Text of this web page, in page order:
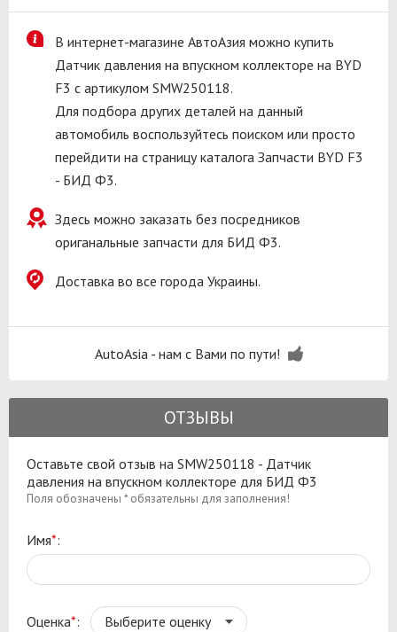
В интернет-магазине АвтоАзия можно купить
Датчик давления на впускном коллекторе на BYD
F3 с артикулом SMW250118.
Для подбора других деталей на данный
автомобиль воспользуйтесь поиском или просто
перейдити на страницу каталога Запчасти BYD F3
- БИД Ф3.
Здесь можно заказать без посредников
ориганальные запчасти для БИД Ф3.
Доставка во все города Украины.
AutoAsia - нам с Вами по пути!
ОТЗЫВЫ
Оставьте свой отзыв на SMW250118 - Датчик
давления на впускном коллекторе для БИД Ф3
Поля обозначены * обязательны для заполнения!
Имя*:
Оценка*: